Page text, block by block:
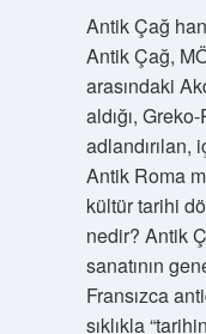
Antik Çağ
Antik Çağ,
arasındaki
aldığı,
adlandırılan,
Antik Roma
kültür tarihi
nedir? Antik
sanatının
Fransızca
sıklıkla